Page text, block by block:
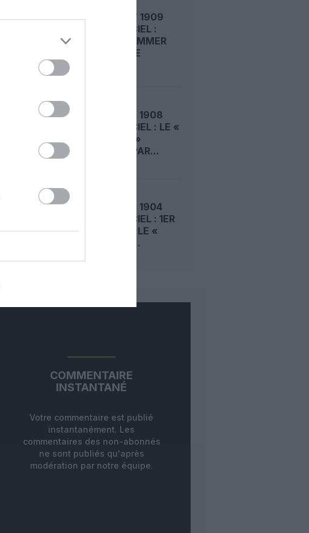
LE 6 AOÛT 1909
DANS LE CIEL :
ROGER SOMMER
PERMET LE
LE 5 AOÛT 1908
DANS LE CIEL : LE «
ZEPPELIN »
DÉTRUIT PAR...
LE 4 AOÛT 1904
DANS LE CIEL : 1ER
VOL POUR LE «
LEBAUDY...
COMMENTAIRE
INSTANTANÉ
Votre commentaire est publié
instantanément. Les
commentaires des non-abonnés
ne sont publiés qu'après
modération par notre équipe.